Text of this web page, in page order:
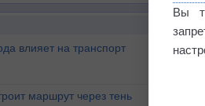
влияет на транспорт
маршрут через тень
Вы